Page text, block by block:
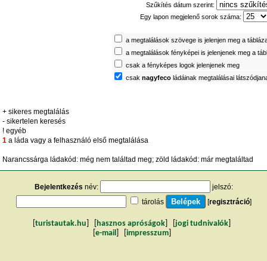
Szűkítés dátum szerint:
Egy lapon megjelenő sorok száma:
a megtalálások szövege is jelenjen meg a
a megtalálások fényképei is jelenjenek meg a
csak a fényképes logok jelenjenek meg
csaknagyfeco ládáinak megtalálásai
+ sikeres megtalálás
- sikertelen keresés
! egyéb
1 a láda vagy a felhasználó első megtalálása
Narancssárga ládakód: még nem találtad meg; zöld ládakód: már megtaláltad
Bejelentkezés név:
jelszó:
tárolás
[regisztráció]
turistautak.hu hasznos apróságok jogi tudnivalók
e-mail impresszum]